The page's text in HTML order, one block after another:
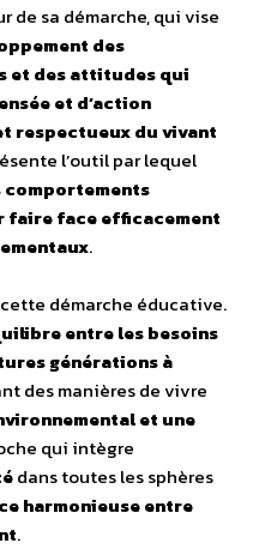
de sa démarche, qui vise
des
et des attitudes qui
et d’action
respectueux du vivant
l’outil par lequel
face efficacement
.
démarche éducative.
entre les besoins
générations à
des manières de vivre
et une
qui intègre
dans toutes les sphères
harmonieuse entre
.